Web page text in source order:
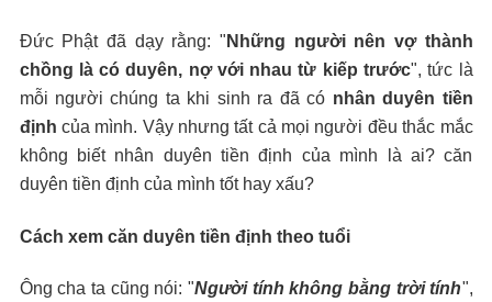
Đức Phật đã dạy rằng: " Những người nên vợ thành
chồng là có duyên, nợ với nhau từ kiếp trước", tức là
mỗi người chúng ta khi sinh ra đã có nhân duyên tiền
định của mình. Vậy nhưng tất cả mọi người đều thắc mắc
không biết nhân duyên tiền định của mình là ai? căn
duyên tiền định của mình tốt hay xấu?
Cách xem căn duyên tiền định theo tuổi
Ông cha ta cũng nói: "Người tính không bằng trời tính",